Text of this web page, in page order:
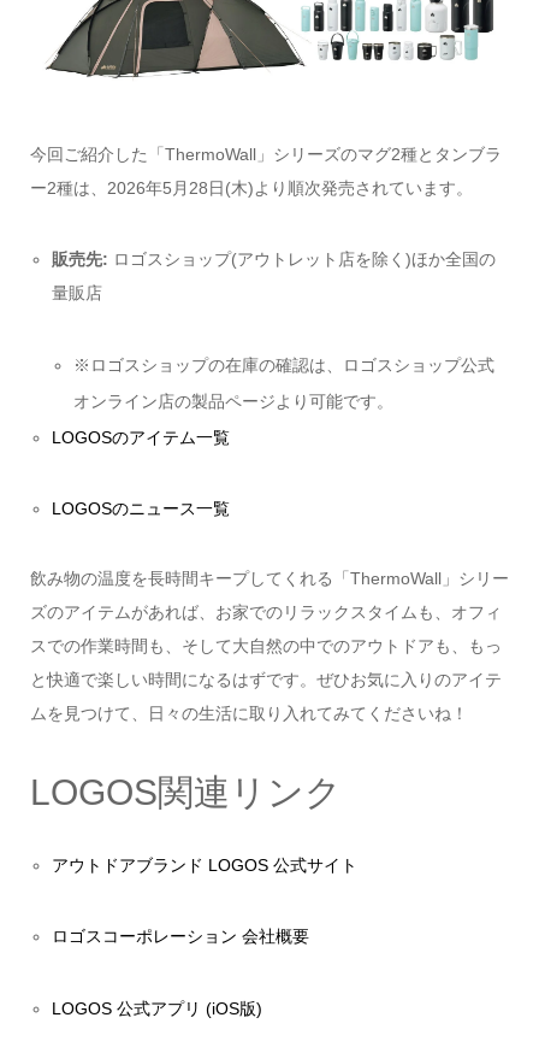
今回ご紹介した「ThermoWall」シリーズのマグ2種とタンブラ
ー2種は、2026年5月28日(木)より順次発売されています。
販売先: ロゴスショップ(アウトレット店を除く)ほか全国の
量販店
※ロゴスショップの在庫の確認は、ロゴスショップ公式
オンライン店の製品ページより可能です。
LOGOSのアイテム一覧
LOGOSのニュース一覧
飲み物の温度を長時間キープしてくれる「ThermoWall」シリー
ズのアイテムがあれば、お家でのリラックスタイムも、オフィ
スでの作業時間も、そして大自然の中でのアウトドアも、もっ
と快適で楽しい時間になるはずです。ぜひお気に入りのアイテ
ムを見つけて、日々の生活に取り入れてみてくださいね！
LOGOS関連リンク
アウトドアブランド LOGOS 公式サイト
ロゴスコーポレーション 会社概要
LOGOS 公式アプリ (iOS版)